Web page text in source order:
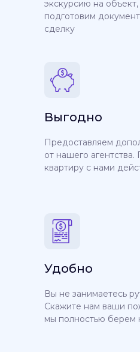
экскурсию на
подготовим
сделку
Выгодно
Предоставляем
от нашего
квартиру с нами
Вы не занимаетесь
Скажите нам ваши
мы полностью берем
Удобно